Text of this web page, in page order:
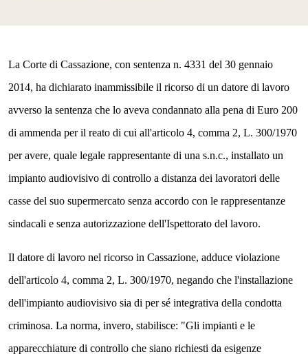
La Corte di Cassazione, con sentenza n. 4331 del 30 gennaio
2014, ha dichiarato inammissibile il ricorso di un datore di lavoro
avverso la sentenza che lo aveva condannato alla pena di Euro 200
di ammenda per il reato di cui all'articolo 4, comma 2, L. 300/1970
per avere, quale legale rappresentante di una s.n.c., installato un
impianto audiovisivo di controllo a distanza dei lavoratori delle
casse del suo supermercato senza accordo con le rappresentanze
sindacali e senza autorizzazione dell'Ispettorato del lavoro.
Il datore di lavoro nel ricorso in Cassazione, adduce violazione
dell'articolo 4, comma 2, L. 300/1970, negando che l'installazione
dell'impianto audiovisivo sia di per sé integrativa della condotta
criminosa. La norma, invero, stabilisce: "Gli impianti e le
apparecchiature di controllo che siano richiesti da esigenze